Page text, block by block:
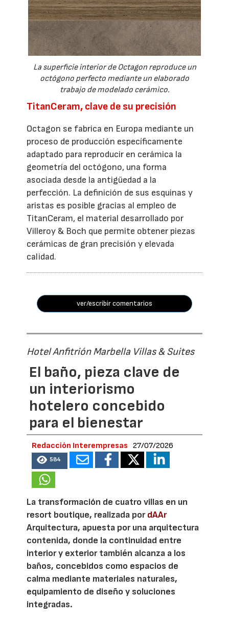
La superficie interior de Octagon reproduce un
octógono perfecto mediante un elaborado
trabajo de modelado cerámico.
TitanCeram, clave de su precisión
Octagon se fabrica en Europa mediante un
proceso de producción específicamente
adaptado para reproducir en cerámica la
geometría del octógono, una forma
asociada desde la antigüedad a la
perfección. La definición de sus esquinas y
aristas es posible gracias al empleo de
TitanCeram, el material desarrollado por
Villeroy & Boch que permite obtener piezas
cerámicas de gran precisión y elevada
calidad.
ver/escribir comentarios
Hotel Anfitrión Marbella Villas & Suites
El baño, pieza clave de
un interiorismo
hotelero concebido
para el bienestar
Redacción Interempresas 27/07/2026
584
La transformación de cuatro villas en un
resort boutique, realizada pordAAr
Arquitectura, apuesta por una arquitectura
contenida, donde la continuidad entre
interior y exterior también alcanza a los
baños, concebidos como espacios de
calma mediante materiales naturales,
equipamiento de diseño y soluciones
integradas.